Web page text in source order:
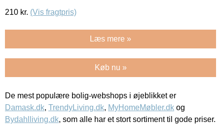
210 kr. (Vis fragtpris)
Læs mere »
Køb nu »
De mest populære bolig-webshops i øjeblikket er
Damask.dk, TrendyLiving.dk, MyHomeMøbler.dk og
Bydahlliving.dk, som alle har et stort sortiment til gode priser.